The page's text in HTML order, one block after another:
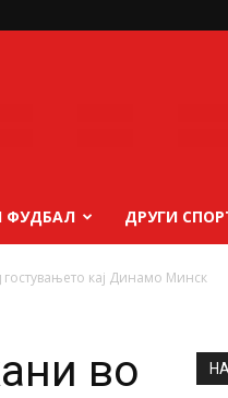
ФУДБАЛ ДРУГИ
кај Динамо Минск
во